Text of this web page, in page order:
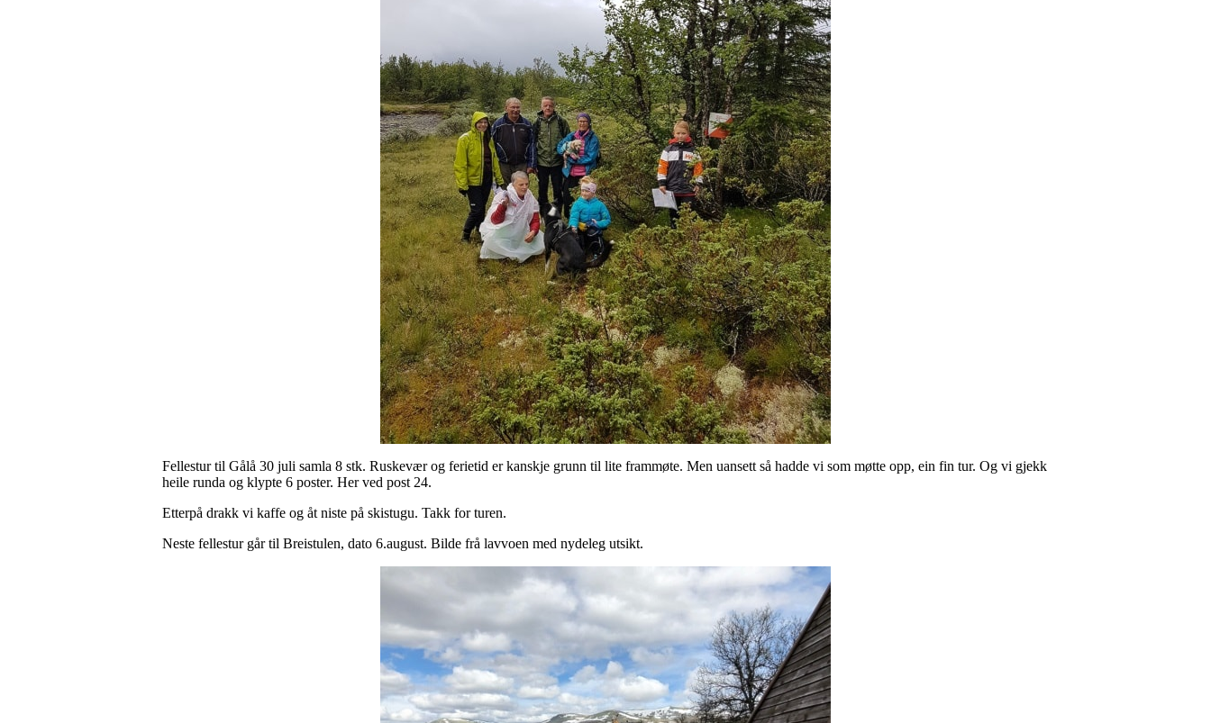
Fellestur til Gålå 30 juli samla 8 stk. Ruskevær og ferietid er kanskje grunn til lite frammøte. Men uansett så hadde vi som møtte opp, ein fin tur. Og vi gjekk
heile runda og klypte 6 poster. Her ved post 24.
Etterpå drakk vi kaffe og åt niste på skistugu. Takk for turen.
Neste fellestur går til Breistulen, dato 6.august. Bilde frå lavvoen med nydeleg utsikt.